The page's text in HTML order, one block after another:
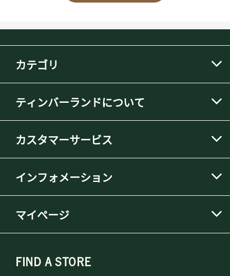
カテゴリ
ティンバーランドについて
カスタマーサービス
インフォメーション
マイページ
FIND A STORE